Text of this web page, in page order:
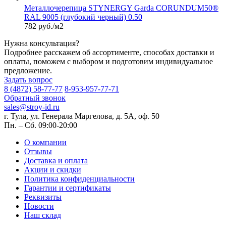
Металлочерепица STYNERGY Garda CORUNDUM50®
RAL 9005 (глубокий черный) 0.50
782 руб./м2
Нужна консультация?
Подробнее расскажем об ассортименте, способах доставки и
оплаты, поможем с выбором и подготовим индивидуальное
предложение.
Задать вопрос
8 (4872) 58-77-77 8-953-957-77-71
Обратный звонок
sales@stroy-id.ru
г. Тула, ул. Генерала Маргелова, д. 5А, оф. 50
Пн. – Cб. 09:00-20:00
О компании
Отзывы
Доставка и оплата
Акции и скидки
Политика конфиденциальности
Гарантии и сертификаты
Реквизиты
Новости
Наш склад